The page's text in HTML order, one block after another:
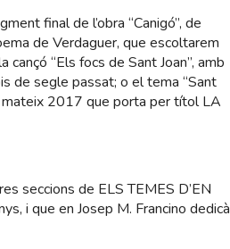
final de l’obra “Canigó”, de
de Verdaguer, que escoltarem
“Els focs de Sant Joan”, amb
de segle passat; o el tema “Sant
mateix 2017 que porta per títol LA
seccions de ELS TEMES D’EN
i que en Josep M. Francino dedicà